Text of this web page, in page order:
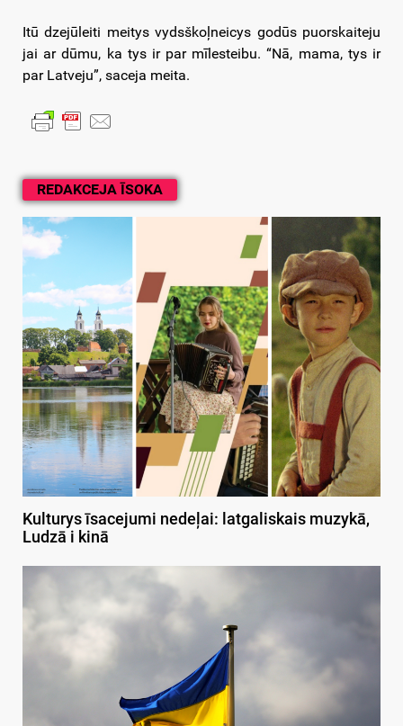
REDAKCEJA ĪSOKA
Kulturys īsacejumi nedeļai: latgaliskais muzykā,
Ludzā i kinā
Itū dzejūleiti meitys vydsškoļneicys godūs puorskaiteju
jai ar dūmu, ka tys ir par mīlesteibu. “Nā, mama, tys ir
par Latveju”, saceja meita.